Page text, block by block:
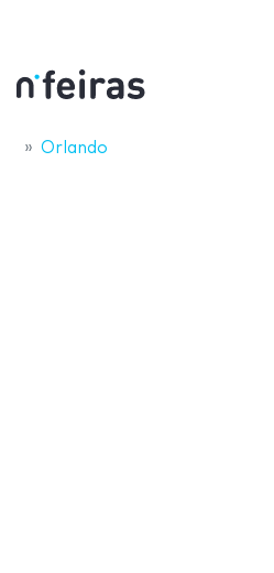
Orlando